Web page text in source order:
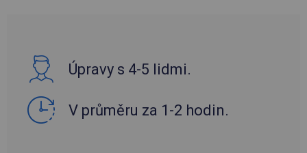
Úpravy s 4-5 lidmi.
V průměru za 1-2 hodin.